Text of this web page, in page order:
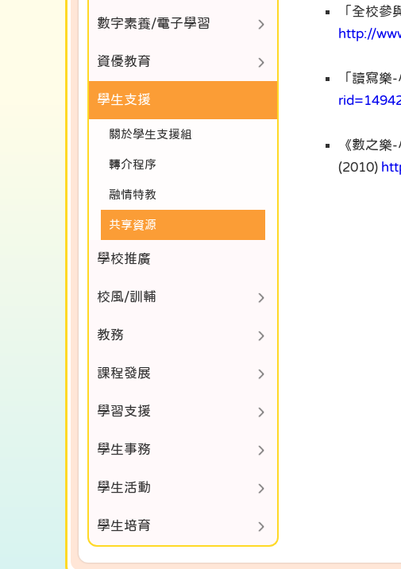
「全校參
http://
「讀寫樂
《數之樂
(2010)
數字素養/電子學習
資優教育
學生支援
關於學生支援組
轉介程序
融情特教
共享資源
學校推廣
校風/訓輔
教務
課程發展
學習支援
學生事務
學生活動
學生培育